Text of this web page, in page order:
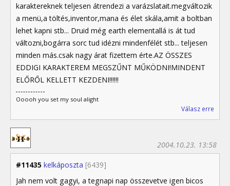
karaktereknek teljesen átrendezi a varázslatait.megváltozik
a menü,a töltés,inventor,mana és élet skála,amit a boltban
lehet kapni stb... Druid még earth elementallá is át tud
változni,bogárra sorc tud idézni mindenfélét stb... teljesen
minden más.csak nagy árat fizettem érte.AZ ÖSSZES
EDDIGI KARAKTEREM MEGSZŰNT MŰKÖDNI!MINDENT
ELŐRŐL KELLETT KEZDENI!!!!!!
Ooooh you set my soul alight
Válasz erre
#11435 kelkáposzta [6439]
2004.10.23. 13:58
Jah nem volt gagyi, a tegnapi nap összevetve igen bicos